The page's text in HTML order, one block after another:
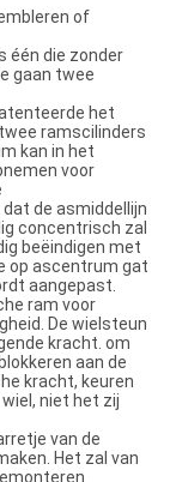
of
één die zonder
gaan twee
het
ramscilinders
kan in het
voor
de asmiddellijn
concentrisch zal
beëindigen met
op ascentrum gat
aangepast.
ram voor
De wielsteun
kracht. om
aan de
kracht, keuren
niet het zij
van de
Het zal van